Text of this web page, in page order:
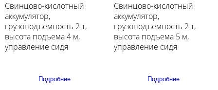
Свинцово-кислотный
аккумулятор,
грузоподъемность 2 т,
высота подъема 4 м,
управление сидя
Подробнее
Свинцово-кислотный
аккумулятор,
грузоподъемность 2 т,
высота подъема 5 м,
управление сидя
Подробнее